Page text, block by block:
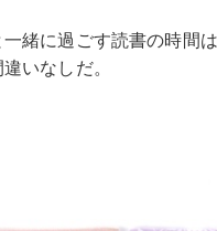
一緒に過ごす読書の時間
いなしだ。